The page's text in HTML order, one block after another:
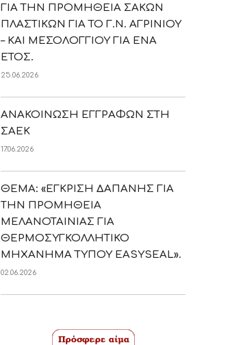
ΓΙΑ ΤΗΝ ΠΡΟΜΗΘΕΙΑ ΣΑΚΩΝ
ΠΛΑΣΤΙΚΩΝ ΓΙΑ ΤΟ Γ.Ν. ΑΓΡΙΝΙΟΥ
– ΚΑΙ ΜΕΣΟΛΟΓΓΙΟΥ ΓΙΑ ΕΝΑ
ΕΤΟΣ.
25.06.2026
ΑΝΑΚΟΙΝΩΣΗ ΕΓΓΡΑΦΩΝ ΣΤΗ
ΣΑΕΚ
17.06.2026
ΘΕΜΑ: «ΕΓΚΡΙΣΗ ΔΑΠΑΝΗΣ ΓΙΑ
ΤΗΝ ΠΡΟΜΗΘΕΙΑ
ΜΕΛΑΝΟΤΑΙΝΙΑΣ ΓΙΑ
ΘΕΡΜΟΣΥΓΚΟΛΛΗΤΙΚΟ
ΜΗΧΑΝΗΜΑ ΤΥΠΟΥ EASYSEAL».
02.06.2026